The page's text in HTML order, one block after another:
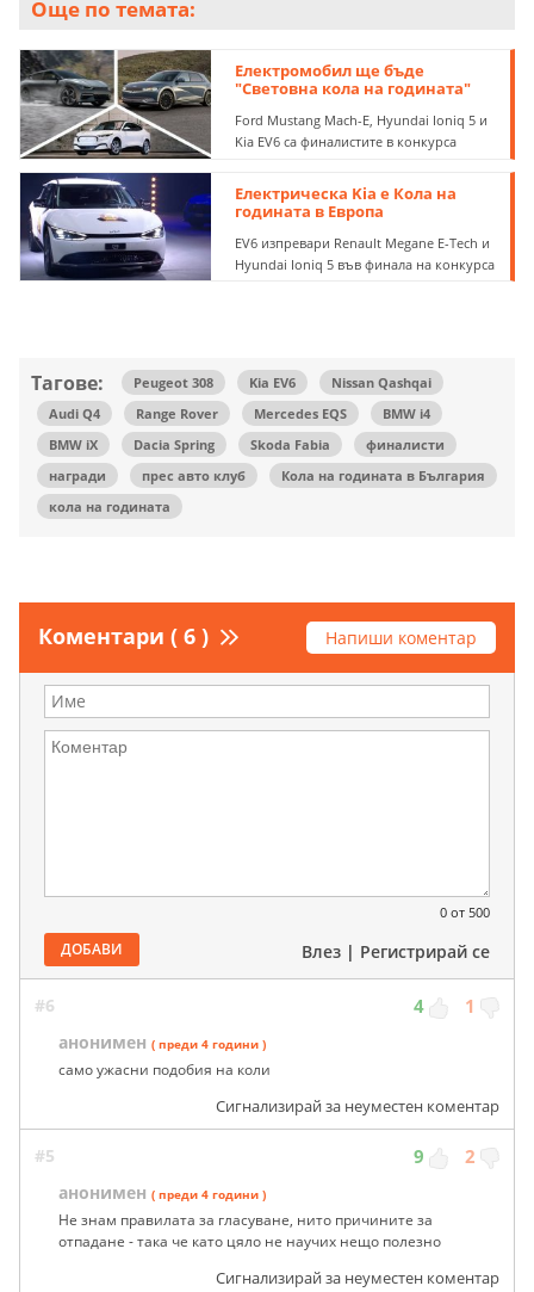
Още по темата:
Електромобил ще бъде
"Световна кола на годината"
Ford Mustang Mach-E, Hyundai Ioniq 5 и
Kia EV6 са финалистите в конкурса
Електрическа Kia е Кола на
годината в Европа
ЕV6 изпревари Renault Megane E-Tech и
Hyundai Ioniq 5 във финала на конкурса
Тагове: Peugeot 308 Kia EV6
Nissan Qashqai
Audi Q4
Range Rover Mercedes EQS
BMW i4
BMW iX
Dacia Spring Skoda Fabia
финалисти
награди
прес авто клуб
Кола на годината в България
кола на годината
Коментари ( 6 ) Напиши коментар
0 от 500
ДОБАВИ Влез | Регистрирай се
#6 4 1
анонимен ( преди 4 години )
само ужасни подобия на коли
Сигнализирай за неуместен коментар
#5 9 2
анонимен ( преди 4 години )
Не знам правилата за гласуване, нито причините за
отпадане - така че като цяло не научих нещо полезно
Сигнализирай за неуместен коментар